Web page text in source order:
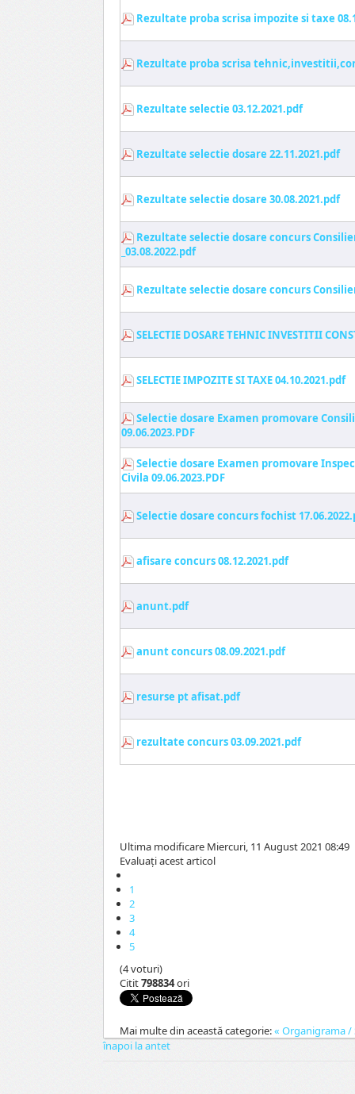
Rezultate proba scrisa impozite si taxe
Rezultate proba scrisa
Rezultate selectie 03.12.2021.pdf
Rezultate selectie dosare 22.11.2021.pdf
Rezultate selectie dosare 30.08.2021.pdf
Rezultate selectie dosare concurs
_03.08.2022.pdf
Rezultate selectie dosare concurs
SELECTIE DOSARE TEHNIC INVESTITII
SELECTIE IMPOZITE SI TAXE 04.10.2021.pdf
Selectie dosare Examen promovare
09.06.2023.PDF
Selectie dosare Examen promovare
Civila 09.06.2023.PDF
Selectie dosare concurs fochist
afisare concurs 08.12.2021.pdf
anunt.pdf
anunt concurs 08.09.2021.pdf
resurse pt afisat.pdf
rezultate concurs 03.09.2021.pdf
Ultima modificare Miercuri, 11 August 2021 08:49
Evaluaţi acest articol
1
2
3
4
5
(4 voturi)
Citit798834ori
Mai multe din această categorie:« Organigrama
înapoi la antet